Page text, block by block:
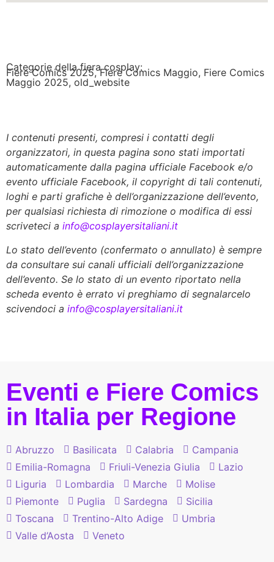
Categorie della fiera cosplay:
Fiere Comics 2025,Fiere Comics Maggio, Fiere Comics
Maggio 2025, old_website
I contenuti presenti, compresi i contatti degli
organizzatori, in questa pagina sono stati importati
automaticamente dalla pagina ufficiale Facebook e/o
evento ufficiale Facebook, il copyright di tali contenuti,
loghi e parti grafiche è dell’organizzazione dell’evento,
per qualsiasi richiesta di rimozione o modifica di essi
scriveteci a info@cosplayersitaliani.it
Lo stato dell’evento (confermato o annullato) è sempre
da consultare sui canali ufficiali dell’organizzazione
dell’evento. Se lo stato di un evento riportato nella
scheda evento è errato vi preghiamo di segnalarcelo
scivendoci a info@cosplayersitaliani.it
Eventi e Fiere Comics
in Italia per Regione
Abruzzo Basilicata Calabria
Campania
Emilia-Romagna
Friuli-Venezia Giulia
Lazio
Liguria
Lombardia Marche
Molise
Piemonte
Puglia Sardegna
Sicilia
Toscana
Trentino-Alto Adige
Umbria
Valle d’Aosta
Veneto